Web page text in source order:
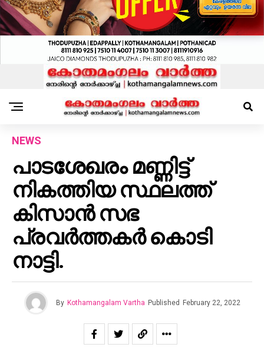
NEWS
പാടശേഖരം മണ്ണിട്ട്
നികത്തിയ സ്ഥലത്ത്
കിസാൻ സഭ
പ്രവർത്തകർ കൊടി
നാട്ടി.
By Kothamangalam Vartha Published February 22, 2022